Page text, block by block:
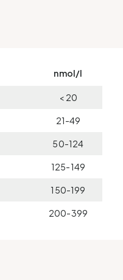
nmol/l
< 20
21-49
50-124
125-149
150-199
200-399